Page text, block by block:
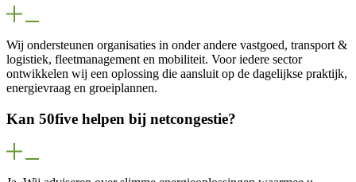
Wij ondersteunen organisaties in onder andere vastgoed, transport &
logistiek, fleetmanagement en mobiliteit. Voor iedere sector
ontwikkelen wij een oplossing die aansluit op de dagelijkse praktijk,
energievraag en groeiplannen.
Kan 50five helpen bij netcongestie?